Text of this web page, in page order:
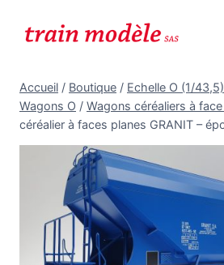
Accueil / Boutique / Echelle O (1/43,5)
Wagons O / Wagons céréaliers à
céréalier à faces planes GRANIT –